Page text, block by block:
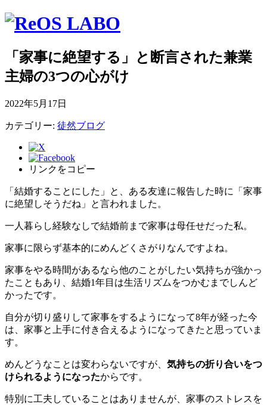
「家事に絶望する」と断言された兼業
主婦の3つの心がけ
2022年5月17日
カテゴリー: 徒然ブログ
リンクをコピー
「結婚することにした」と、ある友達に報告した時に「家事
に絶望しそうだね」と言われました。
一人暮らし経験なしで結婚前まで家事は母任せだった私。
家事に限らず基本的にめんどくさがりなんですよね。
家事をやる時間があるなら他のことがしたい気持ちが強かっ
たこともあり、結婚1年目は生活リズムをつかむまでしんど
かったです。
自分が切り盛りして家事をするようになって8年が経った今
は、家事と上手に付き合えるようになってきたと思っていま
す。
めんどうなことは変わらないですが、 気持ちの折り合いをつ
けられるようになったからです。
特別に工夫していることはありませんが、家事のストレスを